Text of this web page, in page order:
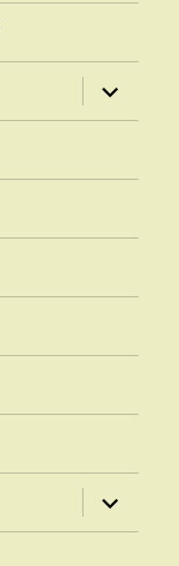
ouvrir
le
sous-
ouvrir
le
sous-